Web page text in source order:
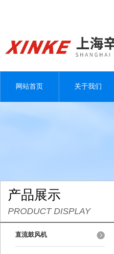
网站首页 关于我们
产品展示
PRODUCT DISPLAY
直流鼓风机